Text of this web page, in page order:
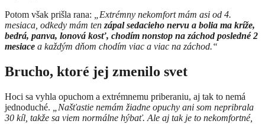
Potom však prišla rana: „Extrémny nekomfort mám asi od 4.
mesiaca, odkedy mám ten zápal sedacieho nervu a bolia ma kríže,
bedrá, panva, lonová kosť, chodím nonstop na záchod posledné 2
mesiace a každým dňom chodím viac a viac na záchod.“
Brucho, ktoré jej zmenilo svet
Hoci sa vyhla opuchom a extrémnemu priberaniu, aj tak to nemá
jednoduché.
„Našťastie nemám žiadne opuchy ani som nepribrala
30 kíl, takže sa viem normálne hýbať. Ale aj tak je to nekomfortné,